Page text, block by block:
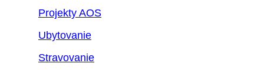
Projekty AOS
Ubytovanie
Stravovanie